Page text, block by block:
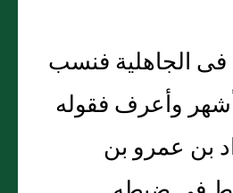
فى الجاهلية فنسب
وأعرف فقوله
بن عمرو بن